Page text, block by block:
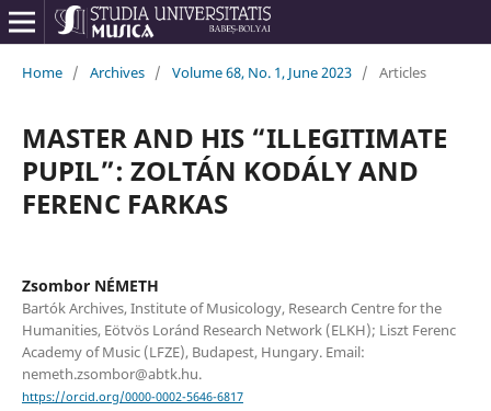
Home / Archives / Volume 68, No. 1, June 2023 / Articles
MASTER AND HIS “ILLEGITIMATE
PUPIL”: ZOLTÁN KODÁLY AND
FERENC FARKAS
Zsombor NÉMETH
Bartók Archives, Institute of Musicology, Research Centre for the
Humanities, Eötvös Loránd Research Network (ELKH); Liszt Ferenc
Academy of Music (LFZE), Budapest, Hungary. Email:
nemeth.zsombor@abtk.hu.
https://orcid.org/0000-0002-5646-6817